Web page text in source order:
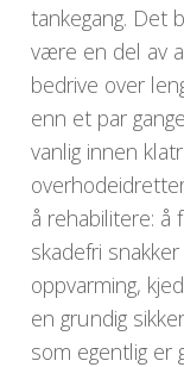
tankegang. Det
være en del av
bedrive over
enn et par
vanlig innen
å rehabilitere: å
skadefri
oppvarming,
en grundig
som egentlig er